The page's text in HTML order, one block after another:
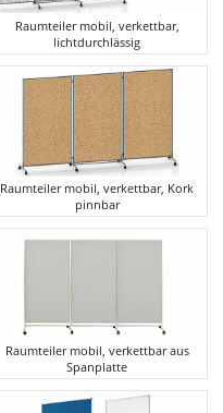
Raumteiler mobil, verkettbar,
lichtdurchlässig
Raumteiler mobil, verkettbar, Kork
pinnbar
Raumteiler mobil, verkettbar aus
Spanplatte